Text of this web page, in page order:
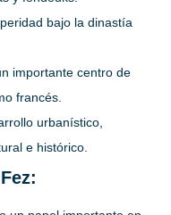
bajo la dinastía
importante centro de
francés.
urbanístico,
e histórico.